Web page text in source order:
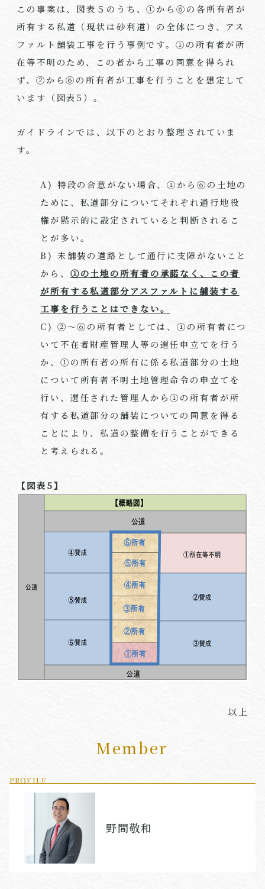
この事案は、図表５のうち、①から⑥の各所有者が
所有する私道（現状は砂利道）の全体につき、アス
ファルト舗装工事を行う事例です。①の所有者が所
在等不明のため、この者から工事の同意を得られ
ず、②から⑥の所有者が工事を行うことを想定して
います（図表5）。
ガイドラインでは、以下のとおり整理されていま
す。
A) 特段の合意がない場合、①から⑥の土地の
ために、私道部分についてそれぞれ通行地役
権が黙示的に設定されていると判断されるこ
とが多い。
B) 未舗装の道路として通行に支障がないこと
から、 ①の土地の所有者の承諾なく、この者
が所有する私道部分アスファルトに舗装する
工事を行うことはできない。
C) ②～⑥の所有者としては、①の所有者につ
いて不在者財産管理人等の選任申立てを行う
か、①の所有者の所有に係る私道部分の土地
について所有者不明土地管理命令の申立てを
行い、選任された管理人から①の所有者が所
有する私道部分の舗装についての同意を得る
ことにより、私道の整備を行うことができる
と考えられる。
【図表5】
以上
Member
PROFILE
野間敬和